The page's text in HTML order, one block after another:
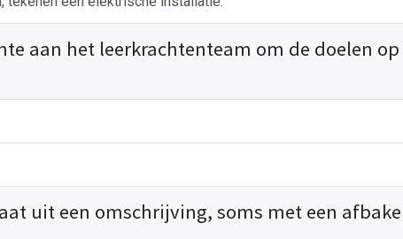
aan het leerkrachtenteam om de doelen
uit een omschrijving, soms met een